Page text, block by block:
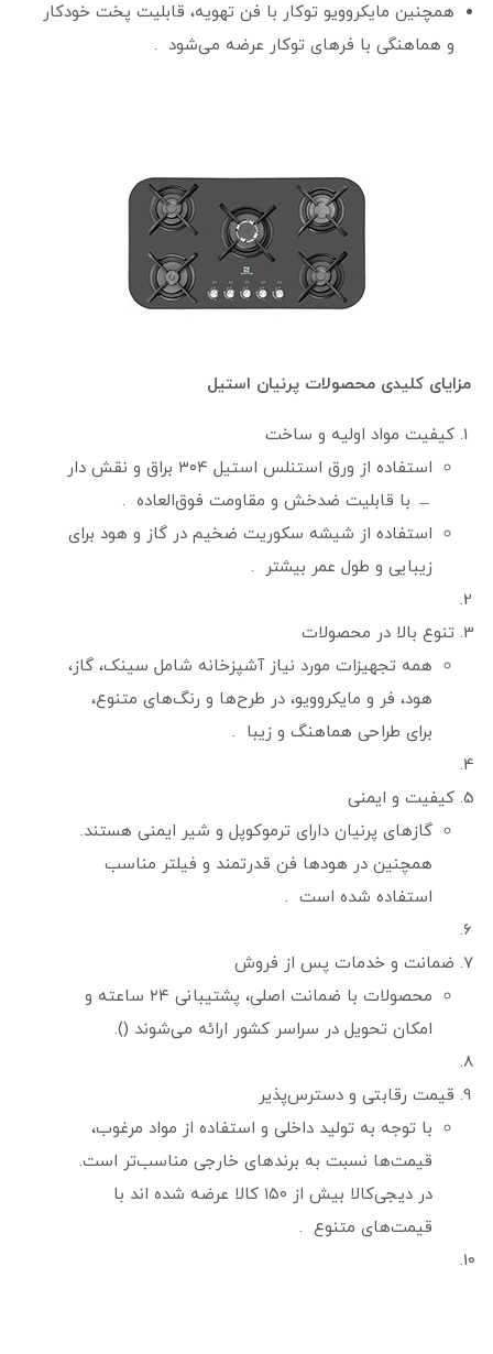
همچنین مایکروویو توکار با فن تهویه، قابلیت پخت خودکار
و هماهنگی با فرهای توکار عرضه می‌شود .
مزایای کلیدی محصولات پرنیان استیل
کیفیت مواد اولیه و ساخت
استفاده از ورق استنلس استیل ۳۰۴ براق و نقش دار
﹘ با قابلیت ضدخش و مقاومت فوق‌العاده .
استفاده از شیشه سکوریت ضخیم در گاز و هود برای
زیبایی و طول عمر بیشتر .
تنوع بالا در محصولات
همه تجهیزات مورد نیاز آشپزخانه شامل سینک، گاز،
هود، فر و مایکروویو، در طرح‌ها و رنگ‌های متنوع،
برای طراحی هماهنگ و زیبا .
کیفیت و ایمنی
گازهای پرنیان دارای ترموکوپل و شیر ایمنی هستند.
همچنین در هودها فن قدرتمند و فیلتر مناسب
استفاده شده است .
ضمانت و خدمات پس از فروش
محصولات با ضمانت اصلی، پشتیبانی ۲۴ ساعته و
امکان تحویل در سراسر کشور ارائه می‌شوند ().
قیمت رقابتی و دسترس‌پذیر
با توجه به تولید داخلی و استفاده از مواد مرغوب،
قیمت‌ها نسبت به برندهای خارجی مناسب‌تر است.
در دیجی‌کالا بیش از ۱۵۰ کالا عرضه شده اند با
قیمت‌های متنوع .